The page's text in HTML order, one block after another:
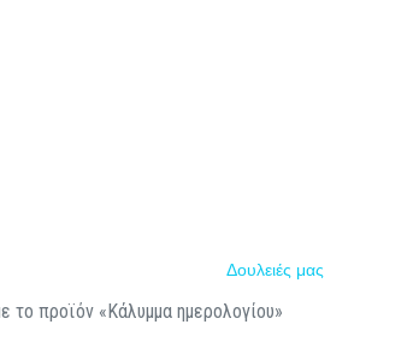
Δουλειές μας
το προϊόν «Κάλυμμα ημερολογίου»